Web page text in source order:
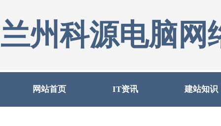
兰州科源电脑网
网站首页 IT资讯 建站知识